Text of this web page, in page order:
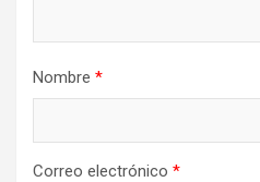
Nombre *
Correo electrónico *